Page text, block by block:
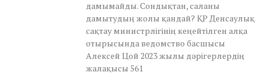
дамымайды. Сондықтан, саланы
дамытудың жолы қандай? ҚР Денсаулық
сақтау министрлігінің кеңейтілген алқа
отырысында ведомство басшысы
Алексей Цой 2023 жылы дәрігерлердің
жалақысы 561